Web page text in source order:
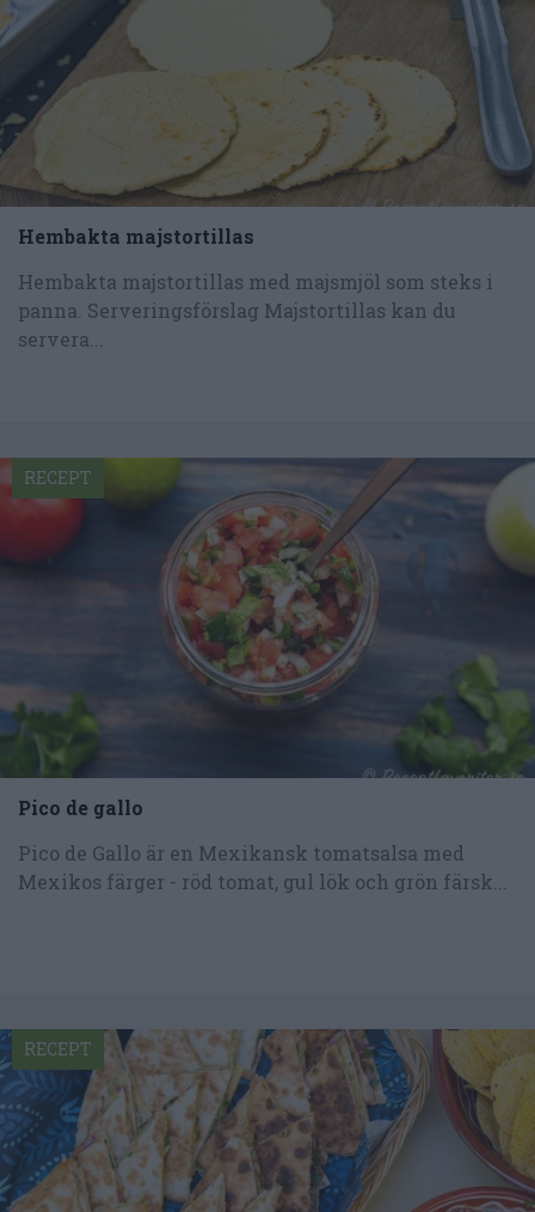
Hembakta majstortillas
Hembakta majstortillas med majsmjöl som steks i
panna. Serveringsförslag Majstortillas kan du
servera...
Pico de gallo
Pico de Gallo är en Mexikansk tomatsalsa med
Mexikos färger - röd tomat, gul lök och grön färsk...
RECEPT
RECEPT